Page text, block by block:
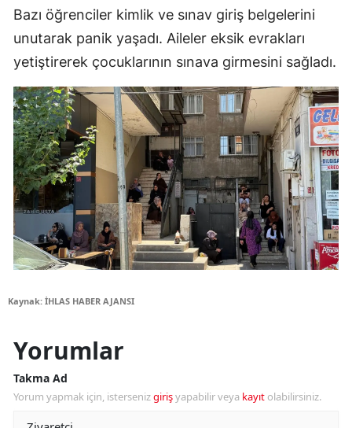
Bazı öğrenciler kimlik ve sınav giriş belgelerini
unutarak panik yaşadı. Aileler eksik evrakları
yetiştirerek çocuklarının sınava girmesini sağladı.
Kaynak: İHLAS HABER AJANSI
Yorumlar
Takma Ad
Yorum yapmak için, istersenizgirişyapabilir veya kayıt olabilirsiniz.